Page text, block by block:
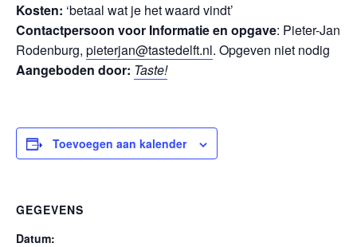
Kosten: ‘betaal wat je het waard vindt’
Contactpersoon voor Informatie en opgave: Pieter-Jan
Rodenburg, pieterjan@tastedelft.nl. Opgeven niet nodig
Aangeboden door: Taste!
Toevoegen aan kalender
GEGEVENS
Datum: